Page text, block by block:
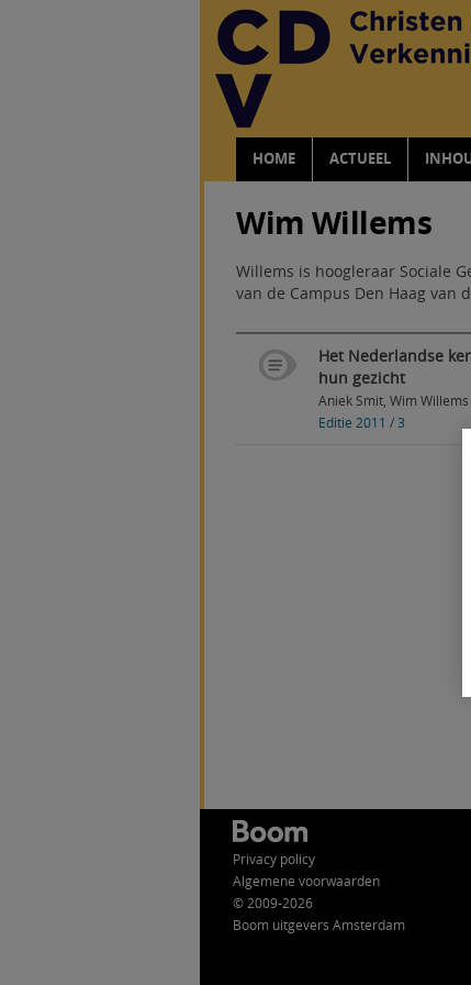
HOME ACTUEEL
Wim Willems
Willems is hoogleraar Sociale
van de Campus Den Haag van
Het Nederlandse
hun gezicht
Aniek Smit ,Wim Willems
Editie 2011 / 3
Privacy policy
Algemene voorwaarden
© 2009-2026
Boom uitgevers Amsterdam